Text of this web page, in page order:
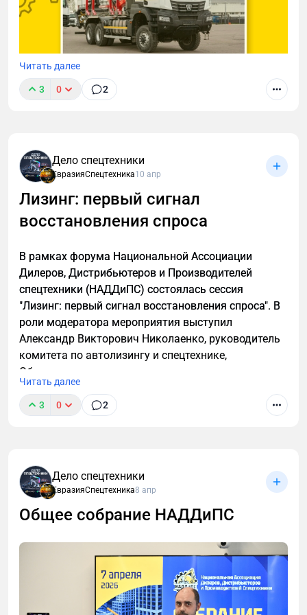
ПАО "КАМАЗ" презентовал новинки для лесной
отрасли. "Мы предлагаем продуктовую программу
«Лесник», это не отдельные машины, а целая
экосистема. Наша цель – закрыть всю
технологическую цепочку: от лесозаготовки до
Читать далее
3 0 2
Дело спецтехники
ЕвразияСпецтехника10 апр
Лизинг: первый сигнал
восстановления спроса
В рамках форума Национальной Ассоциации
Дилеров, Дистрибьютеров и Производителей
спецтехники (НАДДиПС) состоялась сессия
"Лизинг: первый сигнал восстановления спроса". В
роли модератора мероприятия выступил
Александр Викторович Николаенко, руководитель
комитета по автолизингу и спецтехнике,
Объединенная лизинговая ассоциация.
Читать далее
3 0 2
Дело спецтехники
ЕвразияСпецтехника8 апр
Общее собрание НАДДиПС